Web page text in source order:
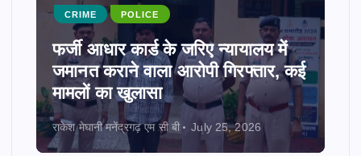
CRIME POLICE
फर्जी आधार कार्ड के जरिए न्यायालय में
जमानत कराने वाला आरोपी गिरफ्तार, कई
मामलों का खुलासा
राकेश मेघानी मनेंद्रगढ़ एम सी बी July 25, 2026